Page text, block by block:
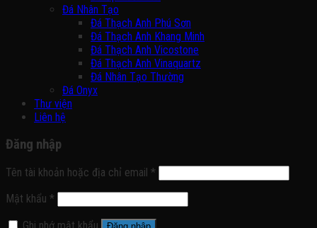
Đá Nhân Tạo
Đá Thạch Anh Phú Sơn
Đá Thạch Anh Khang Minh
Đá Thạch Anh Vicostone
Đá Thạch Anh Vinaquartz
Đá Nhân Tạo Thường
Đá Onyx
Thư viện
Liên hệ
Đăng nhập
Tên tài khoản hoặc địa chỉ email *
Mật khẩu *